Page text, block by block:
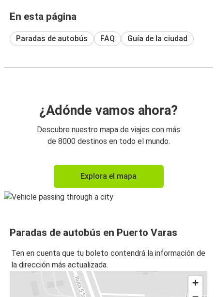
En esta página
Paradas de autobús FAQ Guía de la ciudad
¿Adónde vamos ahora?
Descubre nuestro mapa de viajes con más
de 8000 destinos en todo el mundo.
Explora el mapa
Paradas de autobús en Puerto Varas
Ten en cuenta que tu boleto contendrá la información de
la dirección más actualizada.